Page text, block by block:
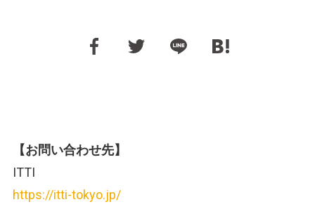
【お問い合わせ先】
ITTI
https://itti-tokyo.jp/